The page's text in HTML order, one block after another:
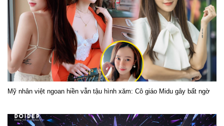
Mỹ nhân việt ngoan hiền vẫn tậu hình xăm: Cô giáo Midu gây bất ngờ